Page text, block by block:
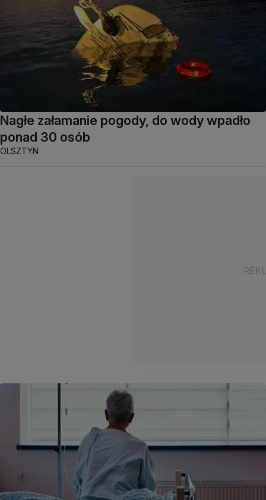
Nagłe załamanie pogody, do wody wpadło
ponad 30 osób
OLSZTYN